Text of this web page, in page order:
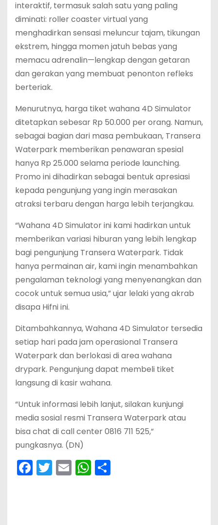
interaktif, termasuk salah satu yang paling
diminati: roller coaster virtual yang
menghadirkan sensasi meluncur tajam, tikungan
ekstrem, hingga momen jatuh bebas yang
memacu adrenalin—lengkap dengan getaran
dan gerakan yang membuat penonton refleks
berteriak.
Menurutnya, harga tiket wahana 4D Simulator
ditetapkan sebesar Rp 50.000 per orang. Namun,
sebagai bagian dari masa pembukaan, Transera
Waterpark memberikan penawaran spesial
hanya Rp 25.000 selama periode launching.
Promo ini dihadirkan sebagai bentuk apresiasi
kepada pengunjung yang ingin merasakan
atraksi terbaru dengan harga lebih terjangkau.
“Wahana 4D Simulator ini kami hadirkan untuk
memberikan variasi hiburan yang lebih lengkap
bagi pengunjung Transera Waterpark. Tidak
hanya permainan air, kami ingin menambahkan
pengalaman teknologi yang menyenangkan dan
cocok untuk semua usia,” ujar lelaki yang akrab
disapa Hifni ini.
Ditambahkannya, Wahana 4D Simulator tersedia
setiap hari pada jam operasional Transera
Waterpark dan berlokasi di area wahana
drypark. Pengunjung dapat membeli tiket
langsung di kasir wahana.
“Untuk informasi lebih lanjut, silakan kunjungi
media sosial resmi Transera Waterpark atau
bisa chat di call center 0816 711 525,”
pungkasnya. (DN)
F T E W